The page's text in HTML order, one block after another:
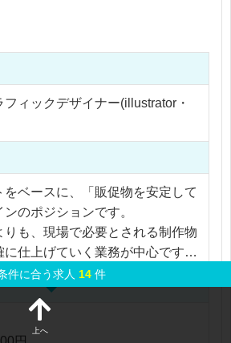
件に合う求人 14 件
ィックデザイナー(illustrator・
をベースに、「販促物を安定して
のポジションです。
りも、現場で必要とされる制作物
に仕上げていく業務が中心です。
価格訴求・キャンペーン告知な
頭配布チラシ
上へ